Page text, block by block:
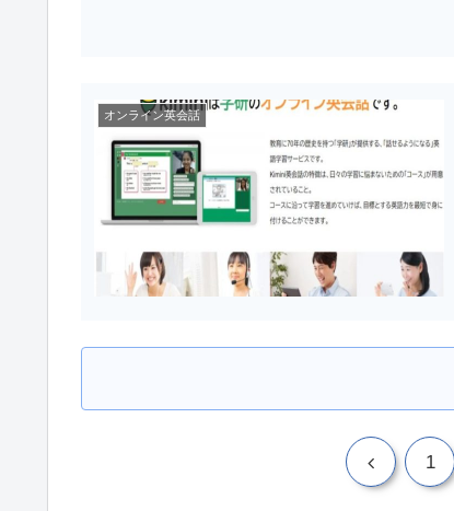
オンライン英会話
1